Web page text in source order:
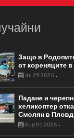
Защо в
от кореняците
Jul 25 2026-
Падане и
хеликоптер
Смолян в
Aug 01 2026-